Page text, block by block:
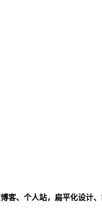
、个人站，扁平化设计